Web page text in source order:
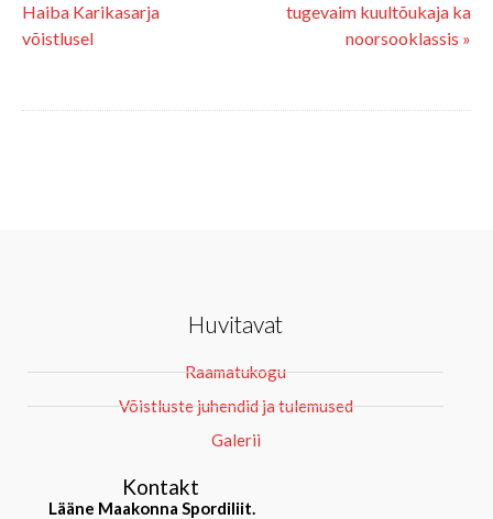
Haiba Karikasarja
võistlusel
tugevaim kuultõukaja ka
noorsooklassis »
Huvitavat
Raamatukogu
Võistluste juhendid ja tulemused
Galerii
Kontakt
Lääne Maakonna Spordiliit.